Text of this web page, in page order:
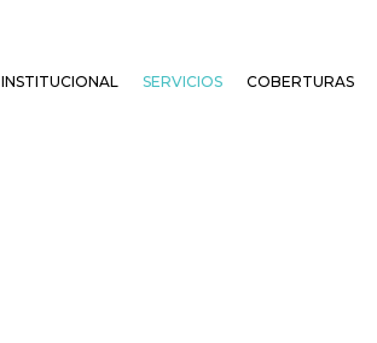
INSTITUCIONAL SERVICIOS COBERTURAS